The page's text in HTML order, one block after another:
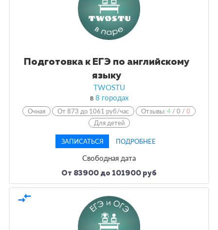
Подготовка к ЕГЭ по английскому
языку
TWOSTU
в 8 городах
Очная От 873 до 1061 руб/час Отзывы:4 /0 /0
Для детей
ЗАПИСАТЬСЯ ПОДРОБНЕЕ
Свободная дата
От 83900 до 101900 руб
compare_arrows